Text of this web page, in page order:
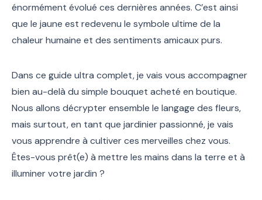
énormément évolué ces dernières années. C’est ainsi
que le jaune est redevenu le symbole ultime de la
chaleur humaine et des sentiments amicaux purs.
Dans ce guide ultra complet, je vais vous accompagner
bien au-delà du simple bouquet acheté en boutique.
Nous allons décrypter ensemble le langage des fleurs,
mais surtout, en tant que jardinier passionné, je vais
vous apprendre à cultiver ces merveilles chez vous.
Êtes-vous prêt(e) à mettre les mains dans la terre et à
illuminer votre jardin ?